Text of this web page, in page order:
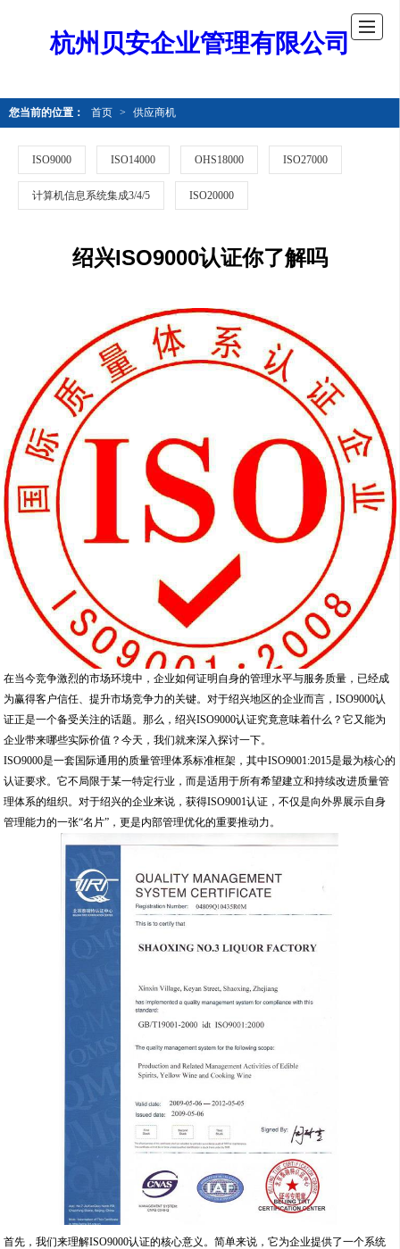
杭州贝安企业管理有限公司
您当前的位置： 首页 > 供应商机
ISO9000 ISO14000 OHS18000 ISO27000
计算机信息系统集成3/4/5 ISO20000
绍兴ISO9000认证你了解吗
在当今竞争激烈的市场环境中，企业如何证明自身的管理水平与服务质量，已经成
为赢得客户信任、提升市场竞争力的关键。对于绍兴地区的企业而言，ISO9000认
证正是一个备受关注的话题。那么，绍兴ISO9000认证究竟意味着什么？它又能为
企业带来哪些实际价值？今天，我们就来深入探讨一下。
ISO9000是一套国际通用的质量管理体系标准框架，其中ISO9001:2015是最为核心的
认证要求。它不局限于某一特定行业，而是适用于所有希望建立和持续改进质量管
理体系的组织。对于绍兴的企业来说，获得ISO9001认证，不仅是向外界展示自身
管理能力的一张“名片”，更是内部管理优化的重要推动力。
首先，我们来理解ISO9000认证的核心意义。简单来说，它为企业提供了一个系统